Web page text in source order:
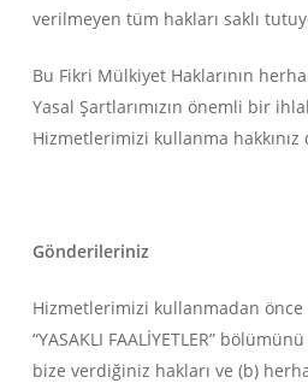
verilmeyen tüm hakları saklı
Bu Fikri Mülkiyet Haklarının
Yasal Şartlarımızın önemli bir
Hizmetlerimizi kullanma
Gönderileriniz
Hizmetlerimizi kullanmadan
“YASAKLI FAALİYETLER”
bize verdiğiniz hakları ve (b)